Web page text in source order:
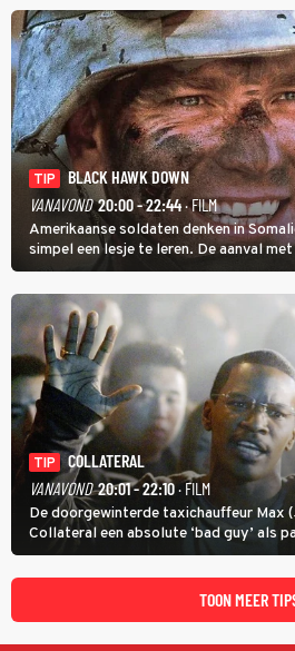
TIP
BLACK HAWK DOWN
VANAVOND 20:00 - 22:44· FILM
Amerikaanse soldaten denken in
simpel een lesje te leren. De aanval
verloopt in Black Hawk down
TIP
COLLATERAL
VANAVOND 20:01 - 22:10· FILM
De doorgewinterde taxichauffeur Max
Collateral een absolute ‘bad guy’ als
Cruise) heeft hem nodig om hem de
wel heel lugubere reden.
TOON MEER